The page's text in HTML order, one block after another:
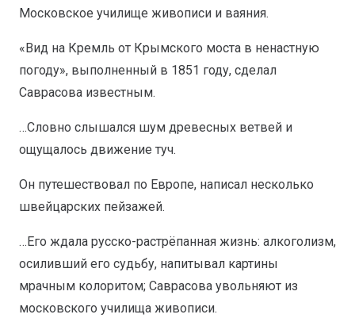
Московское училище живописи и ваяния.
«Вид на Кремль от Крымского моста в ненастную
погоду», выполненный в 1851 году, сделал
Саврасова известным.
…Словно слышался шум древесных ветвей и
ощущалось движение туч.
Он путешествовал по Европе, написал несколько
швейцарских пейзажей.
…Его ждала русско-растрёпанная жизнь: алкоголизм,
осиливший его судьбу, напитывал картины
мрачным колоритом; Саврасова увольняют из
московского училища живописи.